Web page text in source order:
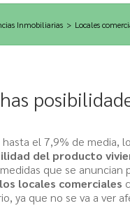
Inmobiliarias > Locales
el 7,9% de media,
del producto
que se anuncian
locales comerciales
ya que no se va a ver